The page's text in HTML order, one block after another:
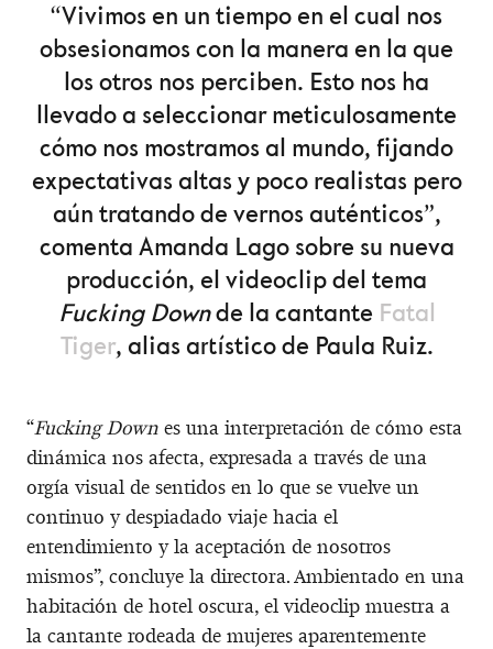
“Vivimos en un tiempo en el cual nos
obsesionamos con la manera en la que
los otros nos perciben. Esto nos ha
llevado a seleccionar meticulosamente
cómo nos mostramos al mundo, fijando
expectativas altas y poco realistas pero
aún tratando de vernos auténticos”,
comenta Amanda Lago sobre su nueva
producción, el videoclip del tema
Fucking Downde la cantante Fatal
Tiger, alias artístico de Paula Ruiz.
“Fucking Down es una interpretación de cómo esta
dinámica nos afecta, expresada a través de una
orgía visual de sentidos en lo que se vuelve un
continuo y despiadado viaje hacia el
entendimiento y la aceptación de nosotros
mismos”, concluye la directora. Ambientado en una
habitación de hotel oscura, el videoclip muestra a
la cantante rodeada de mujeres aparentemente